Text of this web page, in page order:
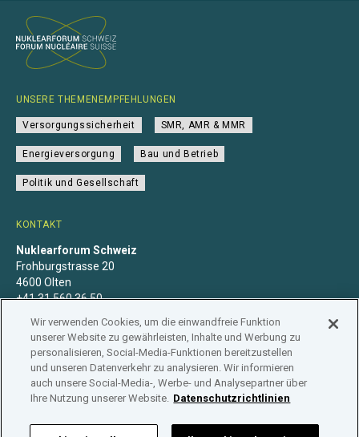
KONTAKT
Nuklearforum Schweiz
Frohburgstrasse 20
4600 Olten
+41 31 560 36 50
info@nuklearforum.ch
UNSERE THEMENEMPFEHLUNGEN
Versorgungssicherheit SMR, AMR & MMR
Energieversorgung Bau und Betrieb
Politik und Gesellschaft
Datenschutzerklärung Impressum Mitgliedschaft
Branchenregister
Wir verwenden Cookies, um die einwandfreie Funktion
unserer Website zu gewährleisten, Inhalte und Werbung zu
personalisieren, Social-Media-Funktionen bereitzustellen
und unseren Datenverkehr zu analysieren. Wir informieren
auch unsere Social-Media-, Werbe- und Analysepartner über
Ihre Nutzung unserer Website. Datenschutzrichtlinien